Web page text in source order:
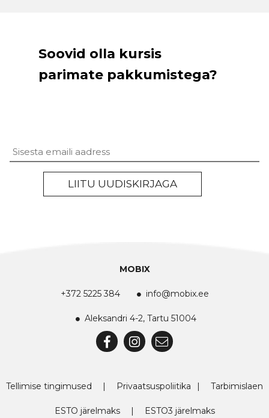
Soovid olla kursis
parimate pakkumistega?
Untitled
LIITU UUDISKIRJAGA
MOBIX
+372 5225 384 info@mobix.ee
Aleksandri 4-2, Tartu 51004
Tellimise tingimused | Privaatsuspoliitika | Tarbimislaen
ESTO järelmaks | ESTO3 järelmaks